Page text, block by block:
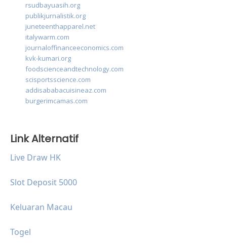
rsudbayuasih.org
publikjurnalistik.org
juneteenthapparel.net
italywarm.com
journaloffinanceeconomics.com
kvk-kumari.org
foodscienceandtechnology.com
scisportsscience.com
addisababacuisineaz.com
burgerimcamas.com
Link Alternatif
Live Draw HK
Slot Deposit 5000
Keluaran Macau
Togel